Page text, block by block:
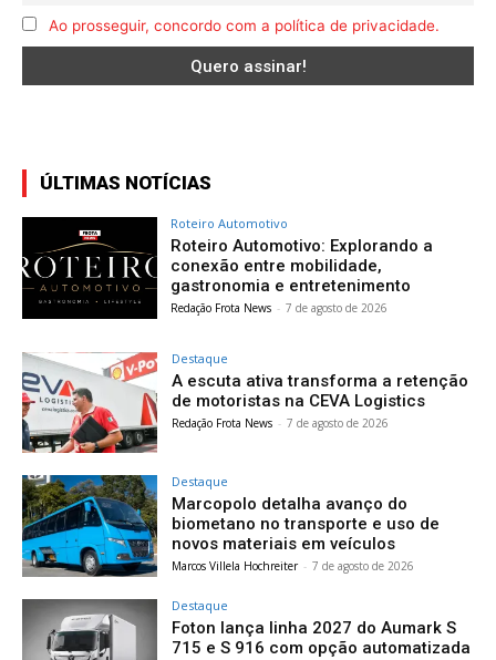
Ao prosseguir, concordo com a política de privacidade.
ÚLTIMAS NOTÍCIAS
Roteiro Automotivo
Roteiro Automotivo: Explorando a
conexão entre mobilidade,
gastronomia e entretenimento
Redação Frota News - 7 de agosto de 2026
Destaque
A escuta ativa transforma a retenção
de motoristas na CEVA Logistics
Redação Frota News - 7 de agosto de 2026
Destaque
Marcopolo detalha avanço do
biometano no transporte e uso de
novos materiais em veículos
Marcos Villela Hochreiter - 7 de agosto de 2026
Destaque
Foton lança linha 2027 do Aumark S
715 e S 916 com opção automatizada